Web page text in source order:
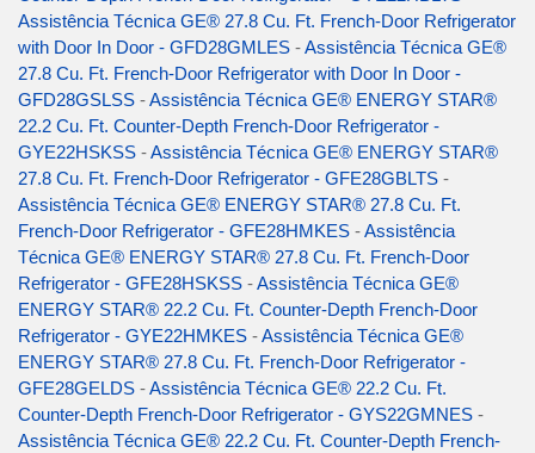
Assistência Técnica GE® 27.8 Cu. Ft. French-Door Refrigerator
with Door In Door - GFD28GMLES -Assistência Técnica GE®
27.8 Cu. Ft. French-Door Refrigerator with Door In Door -
GFD28GSLSS -Assistência Técnica GE® ENERGY STAR®
22.2 Cu. Ft. Counter-Depth French-Door Refrigerator -
GYE22HSKSS -Assistência Técnica GE® ENERGY STAR®
27.8 Cu. Ft. French-Door Refrigerator - GFE28GBLTS -
Assistência Técnica GE® ENERGY STAR® 27.8 Cu. Ft.
French-Door Refrigerator - GFE28HMKES -Assistência
Técnica GE® ENERGY STAR® 27.8 Cu. Ft. French-Door
Refrigerator - GFE28HSKSS -Assistência Técnica GE®
ENERGY STAR® 22.2 Cu. Ft. Counter-Depth French-Door
Refrigerator - GYE22HMKES -Assistência Técnica GE®
ENERGY STAR® 27.8 Cu. Ft. French-Door Refrigerator -
GFE28GELDS -Assistência Técnica GE® 22.2 Cu. Ft.
Counter-Depth French-Door Refrigerator - GYS22GMNES -
Assistência Técnica GE® 22.2 Cu. Ft. Counter-Depth French-